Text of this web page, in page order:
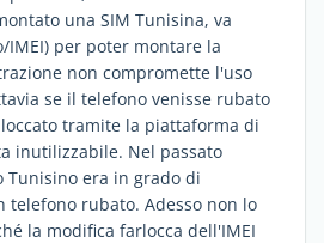
una SIM Tunisina, va
IMEI) per poter montare la
non compromette l'uso
se il telefono venisse rubato
tramite la piattaforma di
inutilizzabile. Nel passato
era in grado di
telefono rubato. Adesso non lo
la modifica farlocca dell'IMEI